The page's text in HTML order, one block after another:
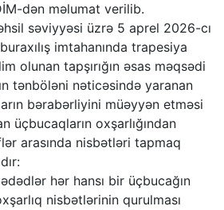
dən məlumat verilib.
səviyyəsi üzrə 5 aprel 2026-cı
imtahanında trapesiya
olunan tapşırığın əsas məqsədi
tənböləni nəticəsində yaranan
bərabərliyini müəyyən etməsi
üçbucaqların oxşarlığından
arasında nisbətləri tapmaq
hər hansı bir üçbucağın
nisbətlərinin qurulması